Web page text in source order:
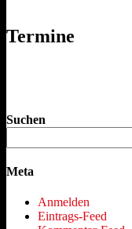
Termine
Suchen
Meta
Anmelden
Eintrags-Feed